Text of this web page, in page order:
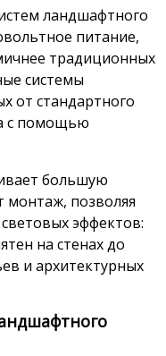
ландшафтного
питание,
традиционных
системы
от стандартного
с помощью
большую
монтаж, позволяя
эффектов:
на стенах до
и архитектурных